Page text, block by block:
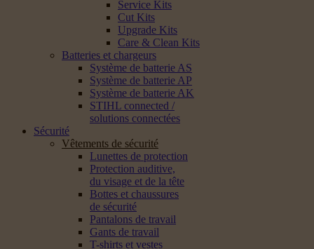
Service Kits
Cut Kits
Upgrade Kits
Care & Clean Kits
Batteries et chargeurs
Système de batterie AS
Système de batterie AP
Système de batterie AK
STIHL connected /
solutions connectées
Sécurité
Vêtements de sécurité
Lunettes de protection
Protection auditive,
du visage et de la tête
Bottes et chaussures
de sécurité
Pantalons de travail
Gants de travail
T-shirts et vestes